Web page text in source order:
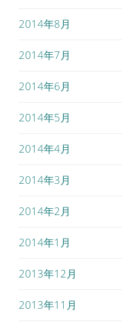
2014年8月
2014年7月
2014年6月
2014年5月
2014年4月
2014年3月
2014年2月
2014年1月
2013年12月
2013年11月